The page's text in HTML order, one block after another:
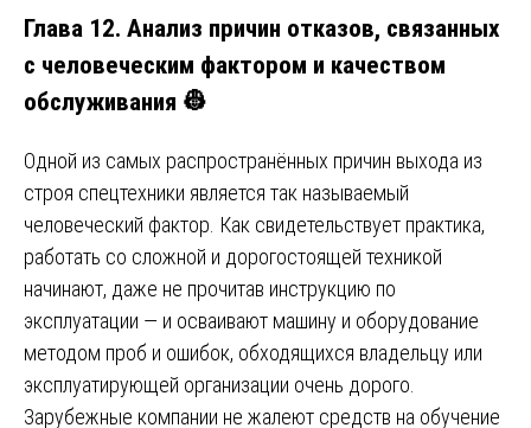
Глава 12. Анализ причин отказов, связанных
с человеческим фактором и качеством
обслуживания 👷
Одной из самых распространённых причин выхода из
строя спецтехники является так называемый
человеческий фактор. Как свидетельствует практика,
работать со сложной и дорогостоящей техникой
начинают, даже не прочитав инструкцию по
эксплуатации — и осваивают машину и оборудование
методом проб и ошибок, обходящихся владельцу или
эксплуатирующей организации очень дорого.
Зарубежные компании не жалеют средств на обучение